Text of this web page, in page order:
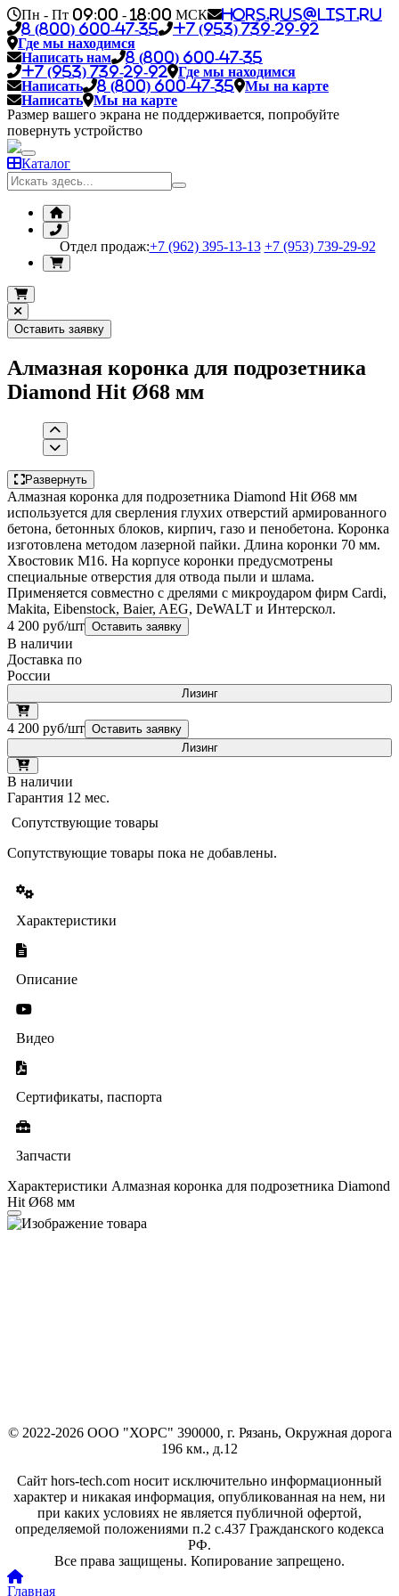
Пн - Пт 09:00 - 18:00 МСК
hors.rus@list.ru
8 (800) 600-47-35
+7 (953) 739-29-92
Где мы находимся
Написать нам
8 (800) 600-47-35
+7 (953) 739-29-92
Где мы находимся
Написать
8 (800) 600-47-35
Мы на карте
Написать
Мы на карте
Размер вашего экрана не поддерживается, попробуйте
повернуть устройство
Каталог
Отдел продаж:+7 (962) 395-13-13 +7 (953) 739-29-92
Оставить заявку
Алмазная коронка для подрозетника
Diamond Hit Ø68 мм
Развернуть
Алмазная коронка для подрозетника Diamond Hit Ø68 мм
используется для сверления глухих отверстий армированного
бетона, бетонных блоков, кирпич, газо и пенобетона. Коронка
изготовлена методом лазерной пайки. Длина коронки 70 мм.
Хвостовик М16. На корпусе коронки предусмотрены
специальные отверстия для отвода пыли и шлама.
Применяется совместно с дрелями с микроударом фирм Cardi,
Makita, Eibenstock, Baier, AEG, DeWALT и Интерскол.
4 200 руб/шт Оставить заявку
В наличии
Доставка по
России
Лизинг
4 200 руб/шт Оставить заявку
Лизинг
В наличии
Гарантия 12 мес.
Сопутствующие товары
Сопутствующие товары пока не добавлены.
Характеристики
Описание
Видео
Сертификаты, паспорта
Запчасти
Характеристики Алмазная коронка для подрозетника Diamond
Hit Ø68 мм
© 2022-2026 ООО "ХОРС" 390000, г. Рязань, Окружная дорога
196 км., д.12
Сайт hors-tech.com носит исключительно информационный
характер и никакая информация, опубликованная на нем, ни
при каких условиях не является публичной офертой,
определяемой положениями п.2 с.437 Гражданского кодекса
РФ.
Все права защищены. Копирование запрещено.
Главная